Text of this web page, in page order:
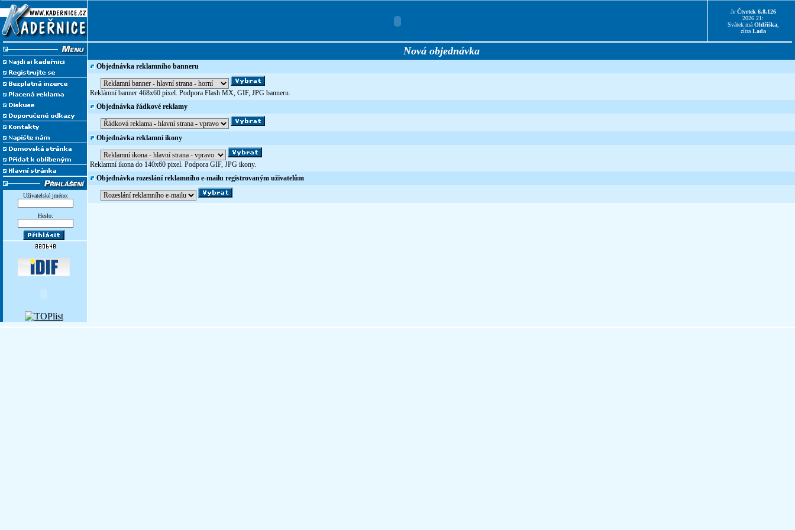
Je Čtvrtek 6.8.126
2026 21:
Svátek má Oldřiška,
zítra Lada
Uživatelské jméno:
Heslo:
Nová objednávka
Objednávka reklamního banneru
Reklámní banner 468x60 pixel. Podpora Flash MX, GIF, JPG banneru.
Objednávka řádkové reklamy
Objednávka reklamní ikony
Reklamní ikona do 140x60 pixel. Podpora GIF, JPG ikony.
Objednávka rozeslání reklamního e-mailu registrovaným uživatelům